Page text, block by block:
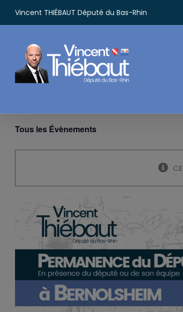
contenu
Vincent THIÉBAUT Député du Bas-Rhin
Tous les Évènements